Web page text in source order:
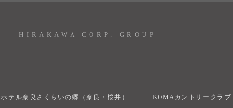
HIRAKAWA CORP. GROUP
ホテル奈良さくらいの郷（奈良・桜井）
KOMAカントリークラブ